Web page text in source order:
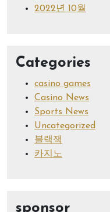
2022년 10월
Categories
casino games
Casino News
Sports News
Uncategorized
블랙잭
카지노
sponsor